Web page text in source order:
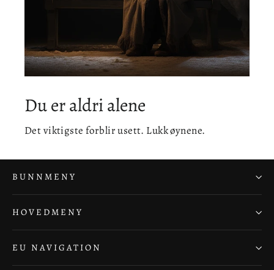
Du er aldri alene
Det viktigste forblir usett. Lukk øynene.
BUNNMENY
HOVEDMENY
EU NAVIGATION